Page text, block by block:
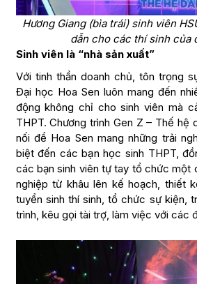
Hương Giang (bìa trái) sinh viên
dẫn cho các thí sinh của
Sinh viên là “nhà sản xuất”
Với tinh thần doanh chủ, tôn trọng
Đại học Hoa Sen luôn mang đến
động không chỉ cho sinh viên mà
THPT. Chương trình Gen Z – Thế hệ
nối để Hoa Sen mang những trải
biệt đến các bạn học sinh THPT,
các bạn sinh viên tự tay tổ chức một
nghiệp từ khâu lên kế hoạch, thiết
tuyển sinh thí sinh, tổ chức sự kiện,
trình, kêu gọi tài trợ, làm việc với các